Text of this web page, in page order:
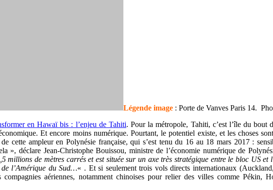
Légende image : Porte de Vanves Paris 14.
en Hawaï bis : l’enjeu de Tahiti. Pour la métropole, Tahiti, c’est l’île du
Et encore moins numérique. Pourtant, le potentiel existe, et les choses
cette ampleur en Polynésie française, qui s’est tenu du 16 au 18 mars 2017 :
», déclare Jean-Christophe Bouissou, ministre de l’économie numérique de
millions de mètres carrés et est située sur un axe très stratégique entre le bloc US
l’Amérique du Sud…« . Et si seulement trois vols directs internationaux
compagnies aériennes, notamment chinoises pour relier des villes comme